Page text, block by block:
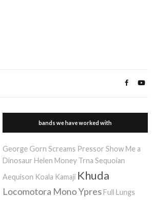
bands we have worked with
George Gorn Screams Pressor Show Me a
Dinosaur Helen Money Trna Sequoian
Aequison Koala Kamaji Khuda
Locomotora MonoYpres Full Lungs